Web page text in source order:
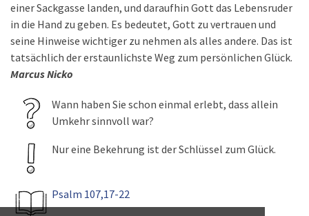
einer Sackgasse landen, und daraufhin Gott das Lebensruder
in die Hand zu geben. Es bedeutet, Gott zu vertrauen und
seine Hinweise wichtiger zu nehmen als alles andere. Das ist
tatsächlich der erstaunlichste Weg zum persönlichen Glück.
Marcus Nicko
Wann haben Sie schon einmal erlebt, dass allein
Umkehr sinnvoll war?
Nur eine Bekehrung ist der Schlüssel zum Glück.
Psalm 107,17-22